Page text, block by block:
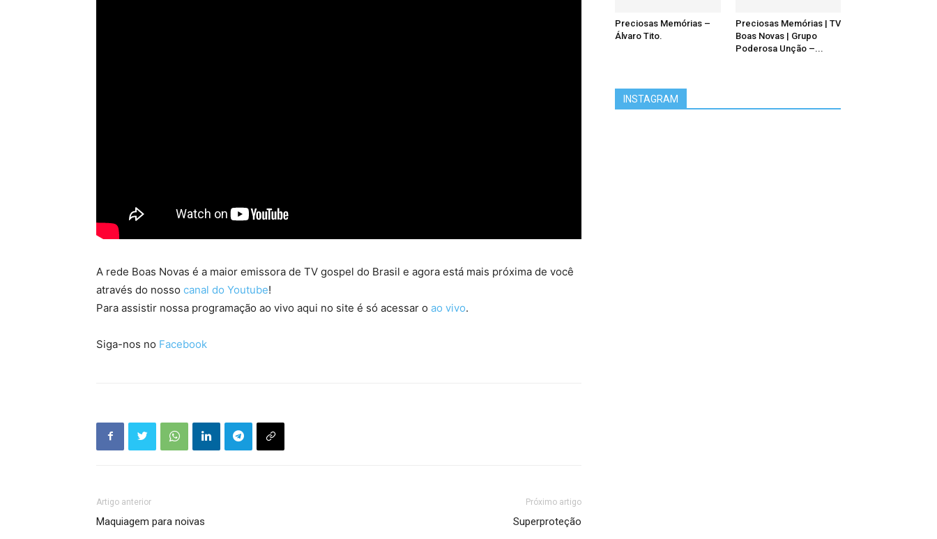
A rede Boas Novas é a maior emissora de TV gospel do Brasil e agora está mais próxima de você
através do nosso canal do Youtube!
Para assistir nossa programação ao vivo aqui no site é só acessar o ao vivo.
Siga-nos no Facebook
Artigo anterior
Maquiagem para noivas
Próximo artigo
Superproteção
Preciosas Memórias –
Álvaro Tito.
Preciosas Memórias | TV
Boas Novas | Grupo
Poderosa Unção –...
INSTAGRAM